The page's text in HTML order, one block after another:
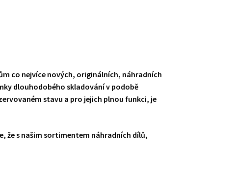
co nejvíce nových, originálních, náhradních
dlouhodobého skladování v podobě
stavu a pro jejich plnou funkci, je
že s našim sortimentem náhradních dílů,